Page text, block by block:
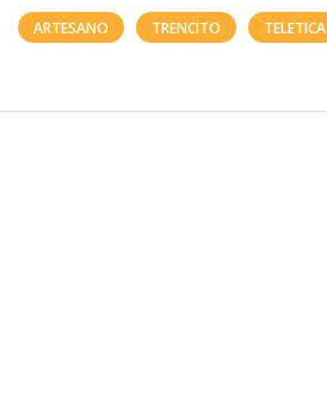
ARTESANO TRENCITO TELETICA